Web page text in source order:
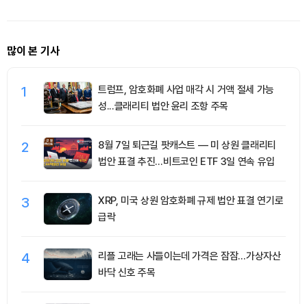
많이 본 기사
1
트럼프, 암호화폐 사업 매각 시 거액 절세 가능
성...클래리티 법안 윤리 조항 주목
2
8월 7일 퇴근길 팟캐스트 — 미 상원 클래리티
법안 표결 추진…비트코인 ETF 3일 연속 유입
3
XRP, 미국 상원 암호화폐 규제 법안 표결 연기로
급락
4
리플 고래는 사들이는데 가격은 잠잠…가상자산
바닥 신호 주목